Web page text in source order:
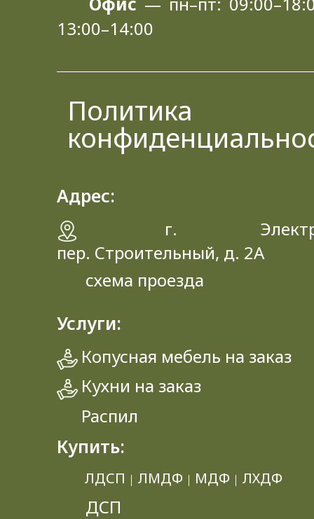
13:00–14:00
Политика
Адрес:
г.
пер. Строительный, д. 2A
схема проезда
Услуги:
Копусная мебель на заказ
Кухни на заказ
Распил
Купить:
ЛДСП | ЛМДФ | МДФ | ЛХДФ
ДСП